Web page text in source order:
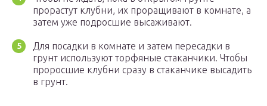
прорастут клубни, их проращивают в комнате, а
затем уже подросшие высаживают.
Для посадки в комнате и затем пересадки в
грунт используют торфяные стаканчики. Чтобы
проросшие клубни сразу в стаканчике высадить
в грунт.